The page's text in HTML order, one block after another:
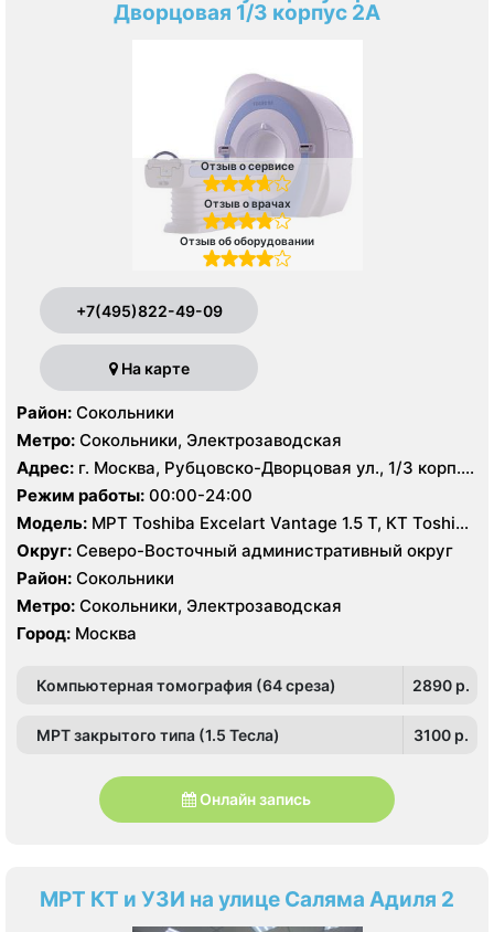
Дворцовая 1/3 корпус 2А
Отзыв о сервисе
Отзыв о врачах
Отзыв об оборудовании
+7(495)822-49-09
На карте
Район: Сокольники
Метро: Сокольники, Электрозаводская
Адрес: г. Москва, Рубцовско-Дворцовая ул., 1/3 корп.
2А
Режим работы: 00:00-24:00
Модель: МРТ Toshiba Excelart Vantage 1.5 Т, КТ Toshiba
Aquilion 64 среза, УЗИ
Округ: Северо-Восточный административный округ
Район: Сокольники
Метро: Сокольники, Электрозаводская
Город: Москва
Компьютерная томография (64 среза) 2890 p.
МРТ закрытого типа (1.5 Тесла) 3100 p.
Онлайн запись
МРТ КТ и УЗИ на улице Саляма Адиля 2